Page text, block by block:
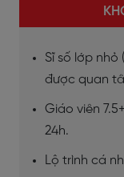
Sĩ số lớp nhỏ
được quan
Giáo viên
24h.
Lộ trình cá